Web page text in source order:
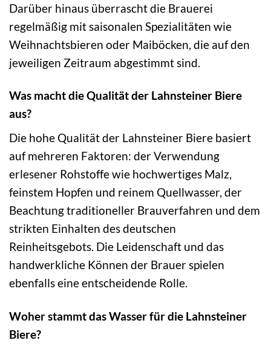
Darüber hinaus überrascht die Brauerei
regelmäßig mit saisonalen Spezialitäten wie
Weihnachtsbieren oder Maiböcken, die auf den
jeweiligen Zeitraum abgestimmt sind.
Was macht die Qualität der Lahnsteiner Biere
aus?
Die hohe Qualität der Lahnsteiner Biere basiert
auf mehreren Faktoren: der Verwendung
erlesener Rohstoffe wie hochwertiges Malz,
feinstem Hopfen und reinem Quellwasser, der
Beachtung traditioneller Brauverfahren und dem
strikten Einhalten des deutschen
Reinheitsgebots. Die Leidenschaft und das
handwerkliche Können der Brauer spielen
ebenfalls eine entscheidende Rolle.
Woher stammt das Wasser für die Lahnsteiner
Biere?